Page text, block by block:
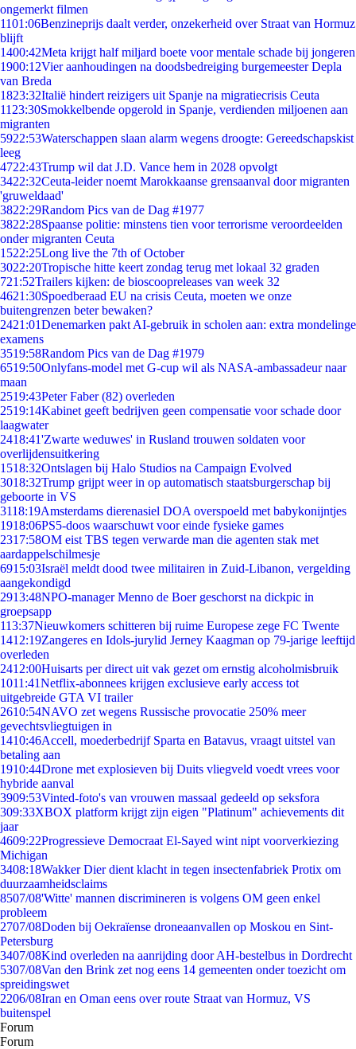
ongemerkt filmen
1101:06Benzineprijs daalt verder, onzekerheid over Straat van Hormuz
blijft
1400:42Meta krijgt half miljard boete voor mentale schade bij jongeren
1900:12Vier aanhoudingen na doodsbedreiging burgemeester Depla
van Breda
1823:32Italië hindert reizigers uit Spanje na migratiecrisis Ceuta
11 23:30Smokkelbende opgerold in Spanje, verdienden miljoenen aan
migranten
5922:53Waterschappen slaan alarm wegens droogte: Gereedschapskist
leeg
4722:43Trump wil dat J.D. Vance hem in 2028 opvolgt
3422:32Ceuta-leider noemt Marokkaanse grensaanval door migranten
'gruweldaad'
3822:29Random Pics van de Dag #1977
3822:28Spaanse politie: minstens tien voor terrorisme veroordeelden
onder migranten Ceuta
1522:25Long live the 7th of October
3022:20Tropische hitte keert zondag terug met lokaal 32 graden
721:52Trailers kijken: de bioscoopreleases van week 32
4621:30Spoedberaad EU na crisis Ceuta, moeten we onze
buitengrenzen beter bewaken?
2421:01Denemarken pakt AI-gebruik in scholen aan: extra mondelinge
examens
3519:58Random Pics van de Dag #1979
6519:50Onlyfans-model met G-cup wil als NASA-ambassadeur naar
maan
2519:43Peter Faber (82) overleden
2519:14Kabinet geeft bedrijven geen compensatie voor schade door
laagwater
2418:41'Zwarte weduwes' in Rusland trouwen soldaten voor
overlijdensuitkering
1518:32Ontslagen bij Halo Studios na Campaign Evolved
3018:32Trump grijpt weer in op automatisch staatsburgerschap bij
geboorte in VS
3118:19Amsterdams dierenasiel DOA overspoeld met babykonijntjes
1918:06PS5-doos waarschuwt voor einde fysieke games
2317:58OM eist TBS tegen verwarde man die agenten stak met
aardappelschilmesje
6915:03Israël meldt dood twee militairen in Zuid-Libanon, vergelding
aangekondigd
2913:48NPO-manager Menno de Boer geschorst na dickpic in
groepsapp
113:37Nieuwkomers schitteren bij ruime Europese zege FC Twente
1412:19Zangeres en Idols-jurylid Jerney Kaagman op 79-jarige leeftijd
overleden
2412:00Huisarts per direct uit vak gezet om ernstig alcoholmisbruik
1011:41Netflix-abonnees krijgen exclusieve early access tot
uitgebreide GTA VI trailer
2610:54NAVO zet wegens Russische provocatie 250% meer
gevechtsvliegtuigen in
1410:46Accell, moederbedrijf Sparta en Batavus, vraagt uitstel van
betaling aan
1910:44Drone met explosieven bij Duits vliegveld voedt vrees voor
hybride aanval
3909:53Vinted-foto's van vrouwen massaal gedeeld op seksfora
309:33XBOX platform krijgt zijn eigen "Platinum" achievements dit
jaar
4609:22Progressieve Democraat El-Sayed wint nipt voorverkiezing
Michigan
3408:18Wakker Dier dient klacht in tegen insectenfabriek Protix om
duurzaamheidsclaims
8507/08'Witte' mannen discrimineren is volgens OM geen enkel
probleem
2707/08Doden bij Oekraïense droneaanvallen op Moskou en Sint-
Petersburg
3407/08Kind overleden na aanrijding door AH-bestelbus in Dordrecht
5307/08Van den Brink zet nog eens 14 gemeenten onder toezicht om
spreidingswet
2206/08Iran en Oman eens over route Straat van Hormuz, VS
buitenspel
Forum
Forum